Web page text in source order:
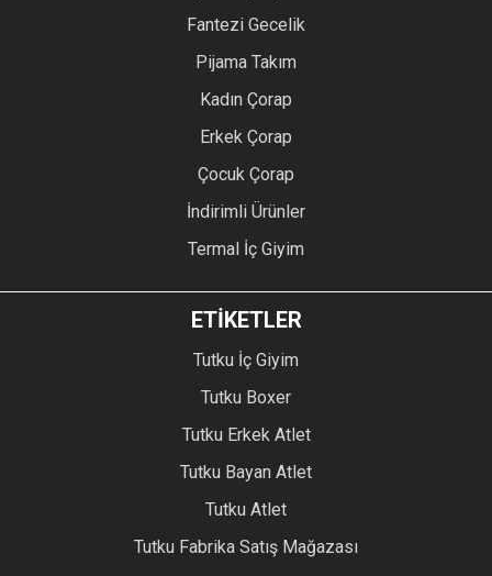
Fantezi Gecelik
Pijama Takım
Kadın Çorap
Erkek Çorap
Çocuk Çorap
İndirimli Ürünler
Termal İç Giyim
ETİKETLER
Tutku İç Giyim
Tutku Boxer
Tutku Erkek Atlet
Tutku Bayan Atlet
Tutku Atlet
Tutku Fabrika Satış Mağazası